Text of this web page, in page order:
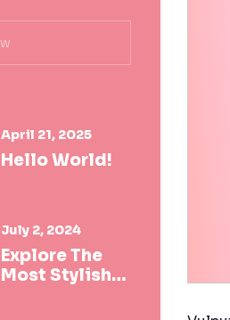
April 21, 2025
Hello World!
July 2, 2024
Explore The
Most Stylish